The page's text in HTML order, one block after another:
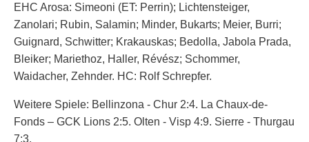
EHC Arosa: Simeoni (ET: Perrin); Lichtensteiger,
Zanolari; Rubin, Salamin; Minder, Bukarts; Meier, Burri;
Guignard, Schwitter; Krakauskas; Bedolla, Jabola Prada,
Bleiker; Mariethoz, Haller, Révész; Schommer,
Waidacher, Zehnder. HC: Rolf Schrepfer.
Weitere Spiele: Bellinzona - Chur 2:4. La Chaux-de-
Fonds – GCK Lions 2:5. Olten - Visp 4:9. Sierre - Thurgau
7:3.